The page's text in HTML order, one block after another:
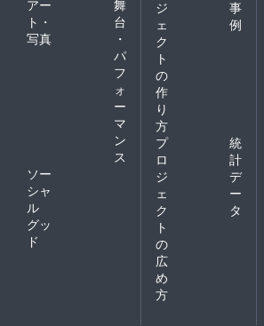
アー
ト・
写真
舞
台
・
パ
フ
ォ
ー
マ
ン
ス
ソー
シャ
ル
グッ
ド
ジ
ェ
ク
ト
の
作
り
方
事
例
プ
ロ
ジ
ェ
ク
ト
の
広
め
方
統
計
デ
ー
タ